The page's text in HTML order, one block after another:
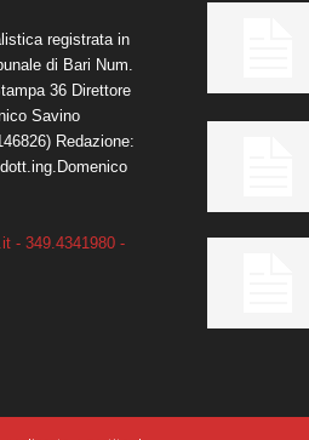
registrata in
di Bari Num.
36 Direttore
Savino
Redazione:
- 349.4341980 -